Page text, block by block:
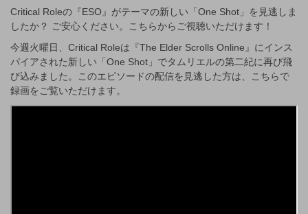
Critical Roleの『ESO』がテーマの新しい「One Shot」を見逃しま
したか？ ご安心ください。こちらからご視聴いただけます！
今週火曜日、Critical Roleは『The Elder Scrolls Online』にインス
パイアされた新しい「One Shot」でタムリエルの第二紀に再び飛
び込みました。このエピソードの配信を見逃した方は、こちらで
録画をご覧いただけます。